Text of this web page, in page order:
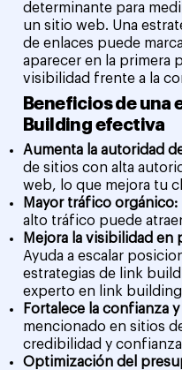
determinante para
un sitio web. Una
de enlaces puede
aparecer en la primera
visibilidad frente a la
Beneficios de una
Building efectiva
Aumenta la autoridad
de sitios con alta
web, lo que mejora tu
Mayor tráfico orgánico:
alto tráfico puede
Mejora la visibilidad en
Ayuda a escalar
estrategias de link
experto en link
Fortalece la confianza
mencionado en sitios
credibilidad y
Optimización del